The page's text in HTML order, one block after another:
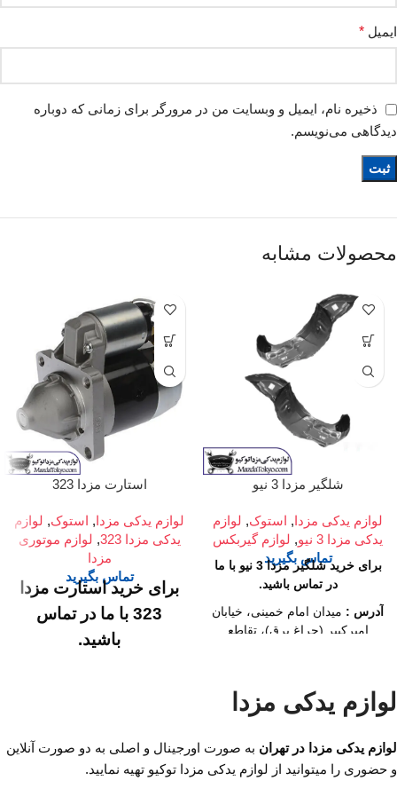
ایمیل *
ذخیره نام، ایمیل و وبسایت من در مرورگر برای زمانی که دوباره
دیدگاهی می‌نویسم.
محصولات مشابه
شلگیر مزدا 3 نیو
لوازم یدکی مزدا, استوک, لوازم
یدکی مزدا 3 نیو
, لوازم گیربکس
تماس بگیرید
برای خرید شلگیر مزدا 3 نیو با ما
در تماس باشید.
آدرس : میدان امام خمینی، خیابان
امیرکبیر (چراغ برق)، تقاطع
ساعت کار فروشگاه :
روزهای
رسمی ساعت 9 الی 19 پنجشنبه
شماره تماس ما : تلفن
02136617441
استارت مزدا 323
لوازم یدکی مزدا, استوک, لوازم
یدکی مزدا 323
, لوازم موتوری
مزدا
تماس بگیرید
برای خرید استارت مزدا
323 با ما در تماس
باشید.
خیابان ملت ،مجتمع
تجاری سپهر،طبقه اول
لوازم یدکی مزدا
لوازم یدکی مزدا در تهران به صورت اورجینال و اصلی به دو صورت آنلاین
و حضوری را میتوانید از لوازم یدکی مزدا توکیو تهیه نمایید.